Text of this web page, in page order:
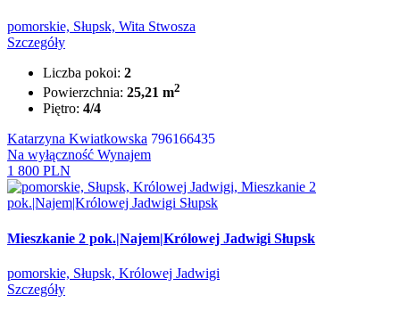
pomorskie, Słupsk, Wita Stwosza
Szczegóły
Liczba pokoi: 2
Powierzchnia: 25,21 m2
Piętro: 4/4
Katarzyna Kwiatkowska 796166435
Na wyłączność Wynajem
1 800 PLN
Mieszkanie 2 pok.|Najem|Królowej Jadwigi Słupsk
pomorskie, Słupsk, Królowej Jadwigi
Szczegóły